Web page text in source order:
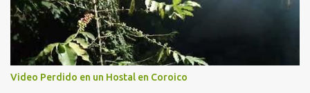
Video Perdido en un Hostal en Coroico